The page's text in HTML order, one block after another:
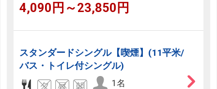
4,090円～23,850円
スタンダードシングル【喫煙】(11平米/
バス・トイレ付シングル)
1名